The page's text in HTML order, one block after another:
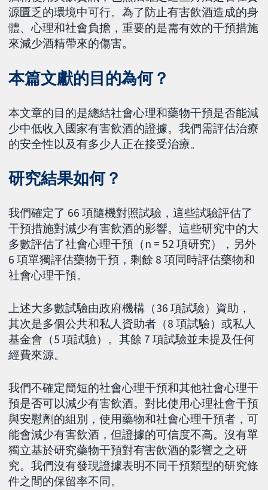
源匱乏的環境中可行。為了防止有害飲酒造成的身
體、心理和社會負擔，重要的是需有效的干預措施
來減少酒精帶來的傷害。
本篇文獻的目的為何？
本文章的目的是總結社會心理和藥物干預是否能減
少中低收入國家有害飲酒的證據。我們需評估治療
的安全性以及有多少人正在接受治療。
研究結果如何？
我們確定了 66 項隨機對照試驗，這些試驗評估了
干預措施對減少有害飲酒的影響。這些研究中的大
多數評估了社會心理干預（n = 52 項研究），另外
6 項單獨評估藥物干預，剩餘 8 項同時評估藥物和
社會心理干預。
上述大多數試驗由政府機構（36 項試驗）資助，
其次是多個公共和私人資助者（8 項試驗）或私人
基金會（5 項試驗）。其餘 7 項試驗並未提及任何
經費來源。
我們不確定簡短的社會心理干預和其他社會心理干
預是否可以減少有害飲酒。對比使用心理社會干預
與安慰劑的組別，使用藥物和社會心理干預者，可
能會減少有害飲酒，但證據的可信度不高。沒有單
獨立基於研究藥物干預對有害飲酒的影響之之研
究。我們沒有發現證據表明不同干預類型的研究條
件之間的保留率不同。